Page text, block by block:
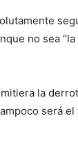
no sea “la
la
será el